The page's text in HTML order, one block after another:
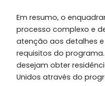
Em resumo, o
processo complexo e
atenção aos detalhes
requisitos do
desejam obter
Unidos através do